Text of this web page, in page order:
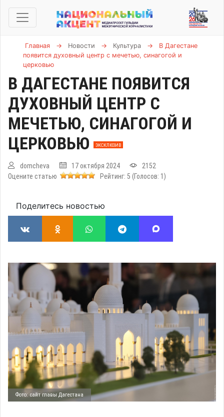
Главная → Новости → Культура →
В Дагестане
появится духовный центр с мечетью, синагогой и
церковью
В ДАГЕСТАНЕ ПОЯВИТСЯ
ДУХОВНЫЙ ЦЕНТР С
МЕЧЕТЬЮ, СИНАГОГОЙ И
ЦЕРКОВЬЮ
ЭКСКЛЮЗИВ
domcheva 17 октября 2024
2152
Оцените статью
Рейтинг: 5 (Голосов: 1 )
Поделитесь новостью
Фото: сайт главы Дагестана